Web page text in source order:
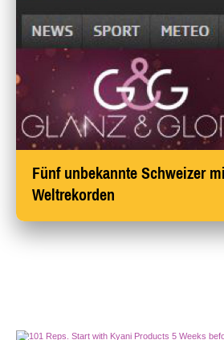
Fünf unbekannte Schweizer
Weltrekorden